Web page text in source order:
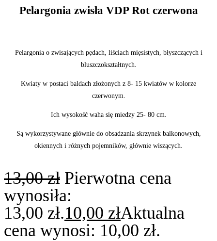
Pelargonia zwisła VDP Rot czerwona
Pelargonia o zwisających pędach, liściach mięsistych, błyszczących i
bluszczokształtnych.
Kwiaty w postaci baldach złożonych z 8- 15 kwiatów w kolorze
czerwonym.
Ich wysokość waha się miedzy 25- 80 cm.
Są wykorzystywane głównie do obsadzania skrzynek balkonowych,
okiennych i różnych pojemników, głównie wiszących.
13,00zł Pierwotna cena
wynosiła:
13,00 zł.10,00 złAktualna
cena wynosi: 10,00 zł.